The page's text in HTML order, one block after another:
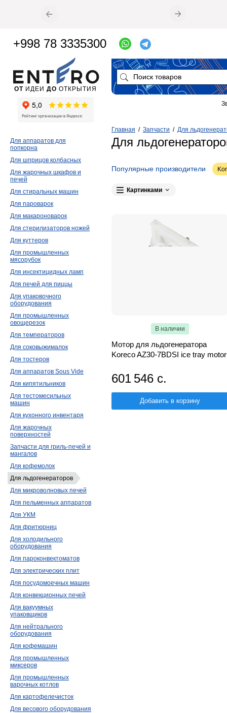
Главная / Запчасти / Для
Для
Популярные производители
Картинками
В наличии
Мотор для льдогенератора
Koreco AZ30-7BDSI ice tray motor
601 546 с.
Добавить в корзину
Для аппаратов для
попкорна
Для шприцов колбасных
Для жарочных шкафов и
печей
Для стиральных машин
Для пароварок
Для макароноварок
Для стерилизаторов ножей
Для куттеров
Для промышленных
мясорубок
Для инсектицидных ламп
Для печей для пиццы
Для упаковочного
оборудования
Для промышленных
овощерезок
Для температоров
Для соковыжималок
Для тостеров
Для аппаратов Sous Vide
Для кипятильников
Для тестомесильных
машин
Для кухонного инвентаря
Для жарочных
поверхностей
Запчасти для гриль-печей и
мангалов
Для кофемолок
Для льдогенераторов
Для микроволновых печей
Для пельменных аппаратов
Для УКМ
Для фритюрниц
Для холодильного
оборудования
Для пароконвектоматов
Для электрических плит
Для посудомоечных машин
Для конвекционных печей
Для вакуумных
упаковщиков
Для нейтрального
оборудования
Для кофемашин
Для промышленных
миксеров
Для промышленных
варочных котлов
Для картофелечисток
Для весового оборудования
ОТ ИДЕИ ДО ОТКРЫТИЯ
+998 78 3335300